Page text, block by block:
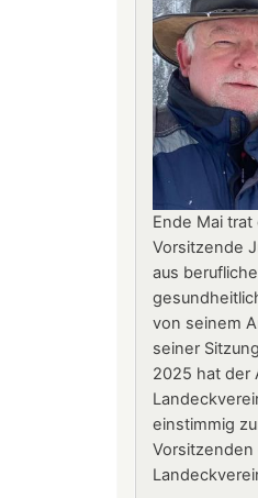
Ende Mai
Vorsitzende
aus
von seinem
seiner
2025 hat der
einstimmig
Vorsitzenden